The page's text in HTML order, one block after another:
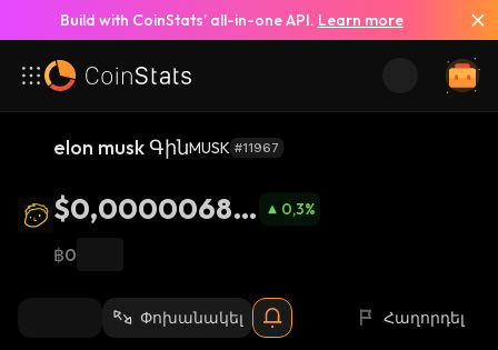
Build with CoinStats’ all-in-one API. Learn more
elon musk ԳինMUSK #11967
$0,00000688
9
0,3%
฿0
Փոխանակել Հաղորդել